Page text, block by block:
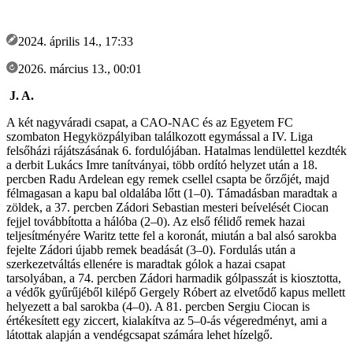
2024. április 14., 17:33
2026. március 13., 00:01
J. A.
A két nagyváradi csapat, a CAO-NAC és az Egyetem FC
szombaton Hegyközpályiban találkozott egymással a IV. Liga
felsőházi rájátszásának 6. fordulójában. Hatalmas lendülettel kezdték
a derbit Lukács Imre tanítványai, több ordító helyzet után a 18.
percben Radu Ardelean egy remek csellel csapta be őrzőjét, majd
félmagasan a kapu bal oldalába lőtt (1–0). Támadásban maradtak a
zöldek, a 37. percben Zádori Sebastian mesteri beívelését Ciocan
fejjel továbbította a hálóba (2–0). Az első félidő remek hazai
teljesítményére Waritz tette fel a koronát, miután a bal alsó sarokba
fejelte Zádori újabb remek beadását (3–0). Fordulás után a
szerkezetváltás ellenére is maradtak gólok a hazai csapat
tarsolyában, a 74. percben Zádori harmadik gólpasszát is kiosztotta,
a védők gyűrűjéből kilépő Gergely Róbert az elvetődő kapus mellett
helyezett a bal sarokba (4–0). A 81. percben Sergiu Ciocan is
értékesített egy ziccert, kialakítva az 5–0-ás végeredményt, ami a
látottak alapján a vendégcsapat számára lehet hízelgő.